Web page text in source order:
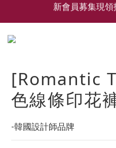
新會員募集現
LEMAIRE 經典可
香氛 / 家居 / 餐廚 [ 全館折
[Romantic
色線條印花
-韓國設計師品牌